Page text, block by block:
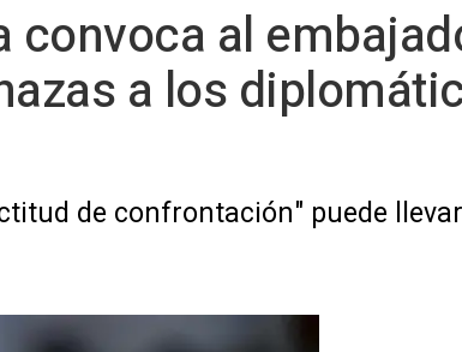
convoca al
a los
de confrontación" puede